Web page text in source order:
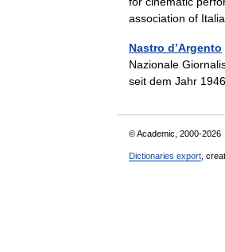
association of
Nastro d’Argento
Nazionale
seit dem Jahr
© Academic, 2000-2026
Dictionaries export ,